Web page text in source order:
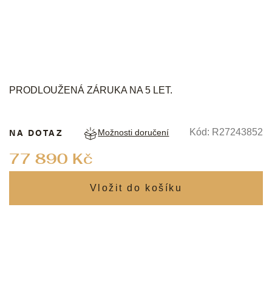
PRODLOUŽENÁ ZÁRUKA NA 5 LET.
77 890 Kč
NA DOTAZ Možnosti doručení Kód: R27243852